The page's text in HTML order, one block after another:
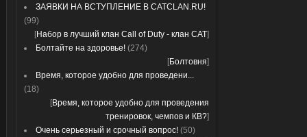
ЗАЯВКИ НА ВСТУПЛЕНИЕ В CATCLAN.RU!
(99)
[Набор в лучший клан Call of Duty - клан CAT]
Болтайте на здоровье! (274)
[Болтовня]
Время, которое удобно для проведени...
(18)
[Время, которое удобно для проведения
тренировок, чемпов и КВ?]
Очень серьезный и срочный вопрос! (50)